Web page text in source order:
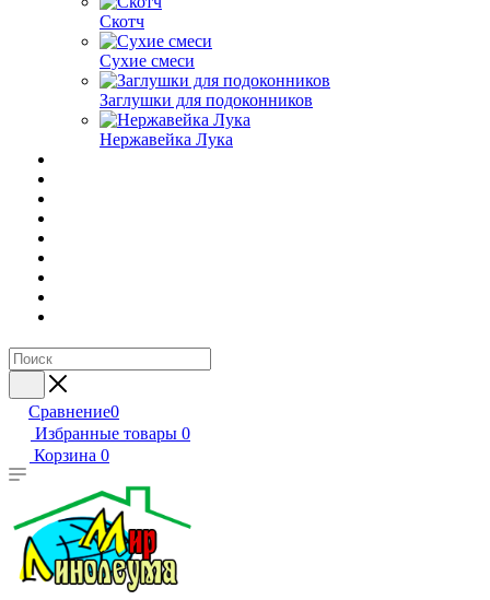
Скотч
Сухие смеси
Заглушки для подоконников
Нержавейка Лука
Сравнение0
Избранные товары 0
Корзина 0